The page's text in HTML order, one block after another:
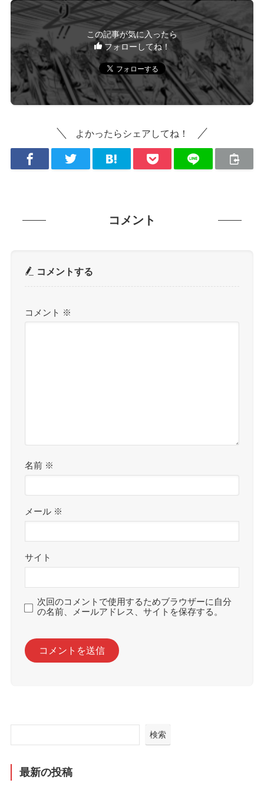
この記事が気に入ったら
フォローしてね！
よかったらシェアしてね！
コメント
コメントする
コメント ※
名前 ※
メール ※
サイト
次回のコメントで使用するためブラウザーに自分
の名前、メールアドレス、サイトを保存する。
検索
最新の投稿